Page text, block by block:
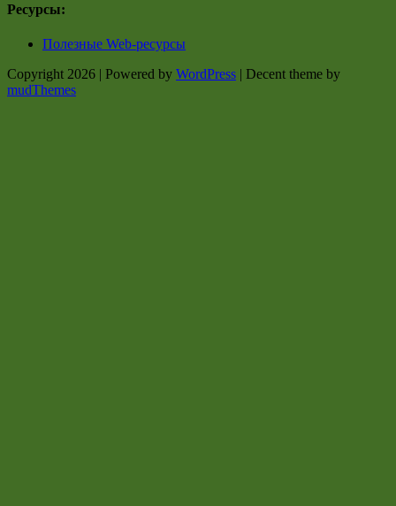
Ресурсы:
Полезные Web-ресурсы
Copyright 2026 | Powered by WordPress | Decent theme by
mudThemes